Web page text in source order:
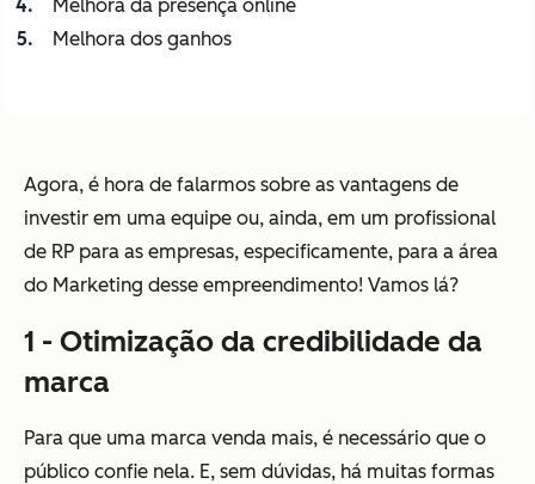
Melhora da presença online
Melhora dos ganhos
Agora, é hora de falarmos sobre as vantagens de
investir em uma equipe ou, ainda, em um profissional
de RP para as empresas, especificamente, para a área
do Marketing desse empreendimento! Vamos lá?
1 - Otimização da credibilidade da
marca
Para que uma marca venda mais, é necessário que o
público confie nela. E, sem dúvidas, há muitas formas